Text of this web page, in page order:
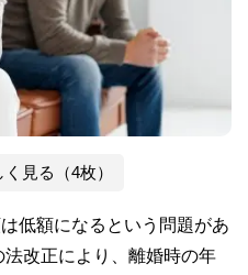
見る（4枚）
低額になるという問題があ
改正により、離婚時の年